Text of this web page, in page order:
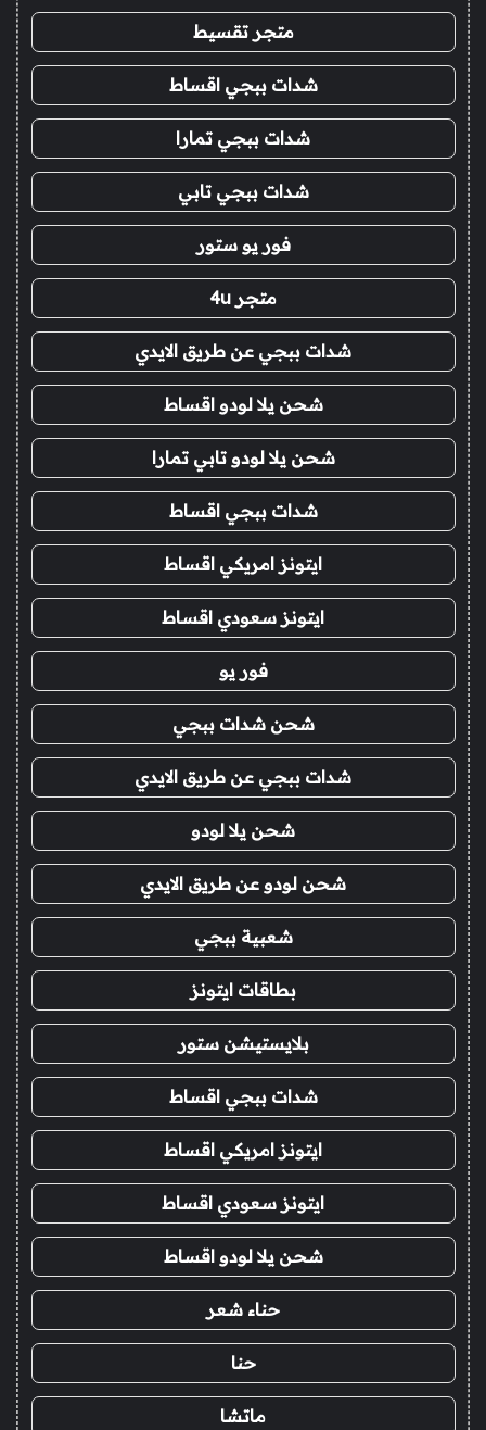
متجر تقسيط
شدات ببجي اقساط
شدات ببجي تمارا
شدات ببجي تابي
فور يو ستور
متجر 4u
شدات ببجي عن طريق الايدي
شحن يلا لودو اقساط
شحن يلا لودو تابي تمارا
شدات ببجي اقساط
ايتونز امريكي اقساط
ايتونز سعودي اقساط
فور يو
شحن شدات ببجي
شدات ببجي عن طريق الايدي
شحن يلا لودو
شحن لودو عن طريق الايدي
شعبية ببجي
بطاقات ايتونز
بلايستيشن ستور
شدات ببجي اقساط
ايتونز امريكي اقساط
ايتونز سعودي اقساط
شحن يلا لودو اقساط
حناء شعر
حنا
ماتشا